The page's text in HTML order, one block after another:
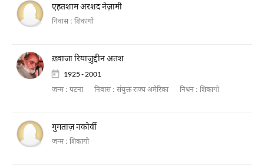
एहतशाम अरशद नेज़ामी
निवास : शिकागो
ख़्वाजा रियाज़ुद्दीन अतश
1925 - 2001
जन्म : पटना निवास : संयुक्त राज्य अमेरिका निधन : शिकागो
मुमताज़ नकोर्वी
जन्म : शिकागो